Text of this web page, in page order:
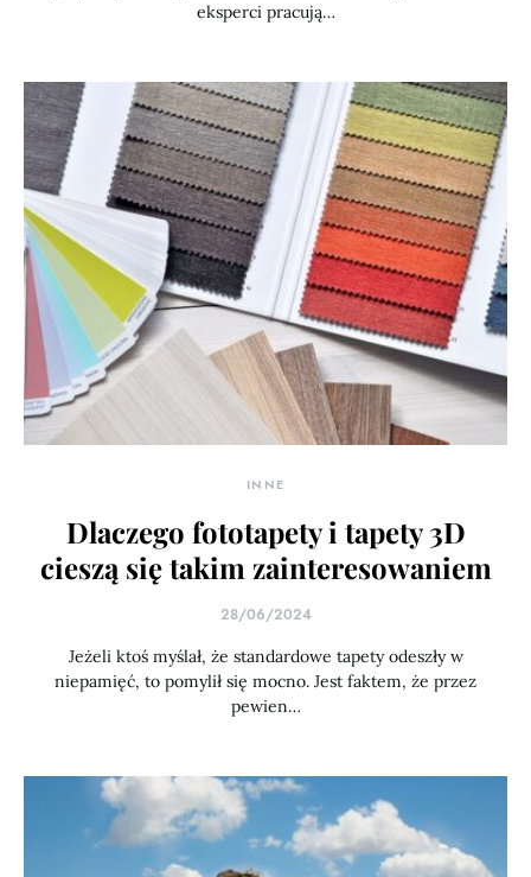
eksperci pracują…
INNE
Dlaczego fototapety i tapety 3D
cieszą się takim zainteresowaniem
28/06/2024
Jeżeli ktoś myślał, że standardowe tapety odeszły w
niepamięć, to pomylił się mocno. Jest faktem, że przez
pewien…